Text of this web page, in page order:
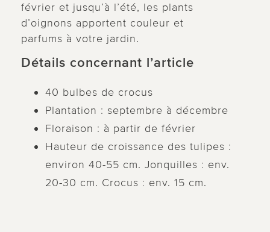
février et jusqu’à l’été, les plants
d’oignons apportent couleur et
parfums à votre jardin.
Détails concernant l’article
40 bulbes de crocus
Plantation : septembre à décembre
Floraison : à partir de février
Hauteur de croissance des tulipes :
environ 40-55 cm. Jonquilles : env.
20-30 cm. Crocus : env. 15 cm.